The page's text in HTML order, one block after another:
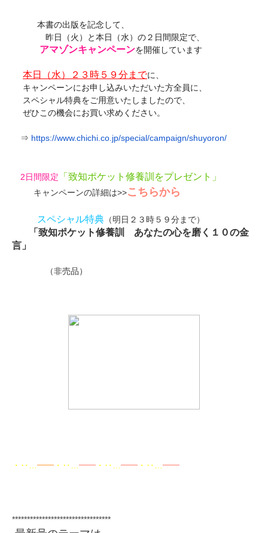
本書の出版を記念して、
昨日（火）と本日（水）の２日間限定で、
アマゾンキャンペーンを開催しています
本日（水）２３時５９分までに、
キャンペーンにお申し込みいただいた方全員に、
スペシャル特典をご用意いたしましたので、
ぜひこの機会にお買い求めください。
⇒ https://www.chichi.co.jp/special/campaign/shuyoron/
2日間限定 「 致知ポケット修養訓をプレゼント 」
キャンペーンの詳細は>>こちらから
スペシャル特典 （明日２３時５９分まで）
「致知ポケット修養訓 あなたの心を磨く１０の金
言」
（非売品）
・‥…━━ ・‥…━━ ・‥…━━ ・‥…━━
*********************************